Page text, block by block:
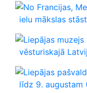
No Francijas,
ielu mākslas
Liepājas
vēsturiskajā
Liepājas
līdz 9. augustam